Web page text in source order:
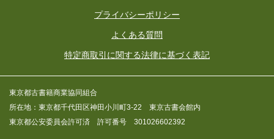
プライバシーポリシー
よくある質問
特定商取引に関する法律に基づく表記
東京都古書籍商業協同組合
所在地：東京都千代田区神田小川町3-22 東京古書会館内
東京都公安委員会許可済 許可番号 301026602392